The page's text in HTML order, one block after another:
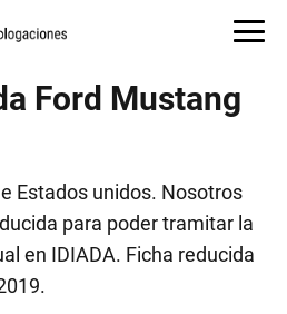
Ford Mustang
Estados unidos. Nosotros
para poder tramitar la
en IDIADA. Ficha reducida